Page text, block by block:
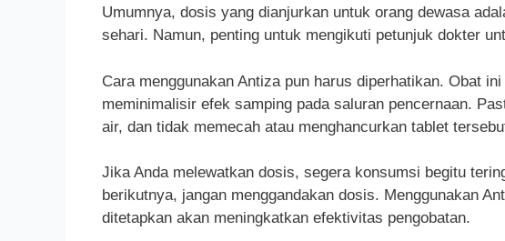
Umumnya, dosis yang dianjurkan untuk orang dewasa
sehari. Namun, penting untuk mengikuti petunjuk dokter
Cara menggunakan Antiza pun harus diperhatikan. Obat
meminimalisir efek samping pada saluran pencernaan.
air, dan tidak memecah atau menghancurkan tablet
Jika Anda melewatkan dosis, segera konsumsi begitu
berikutnya, jangan menggandakan dosis. Menggunakan
ditetapkan akan meningkatkan efektivitas pengobatan.